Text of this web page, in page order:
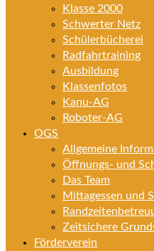
Klasse 2000
Schwerter Netz
Schülerbücherei
Radfahrtraining
Ausbildung
Klassenfotos
Kanu-AG
Roboter-AG
OGS
Allgemeine
Öffnungs- und
Das Team
Mittagessen und
Zeitsichere
Förderverein